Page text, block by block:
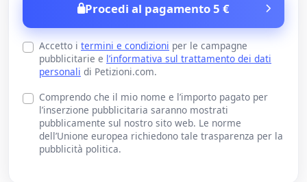
Procedi al pagamento 5 €
Accetto i termini e condizioni per le campagne
pubblicitarie e l’informativa sul trattamento dei dati
personali di Petizioni.com.
Comprendo che il mio nome e l’importo pagato per
l’inserzione pubblicitaria saranno mostrati
pubblicamente sul nostro sito web. Le norme
dell’Unione europea richiedono tale trasparenza per la
pubblicità politica.